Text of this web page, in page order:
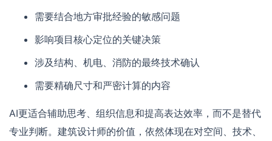
需要结合地方审批经验的敏感问题
影响项目核心定位的关键决策
涉及结构、机电、消防的最终技术确认
需要精确尺寸和严密计算的内容
AI更适合辅助思考、组织信息和提高表达效率，而不是替代
专业判断。建筑设计师的价值，依然体现在对空间、技术、